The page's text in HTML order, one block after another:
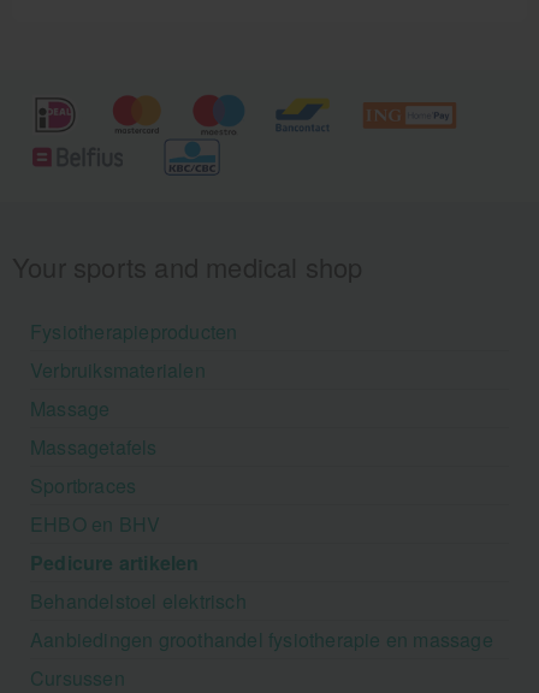
Fysiotherapieproducten
Verbruiksmaterialen
Massage
Massagetafels
Sportbraces
EHBO en BHV
Pedicure artikelen
Behandelstoel elektrisch
Aanbiedingen groothandel fysiotherapie en massage
Cursussen